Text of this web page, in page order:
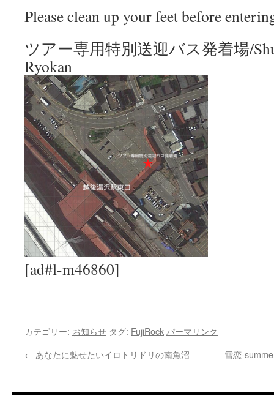
Please clean up your feet before
ツアー専用特別送迎バス発着場/
Ryokan
[ad#l-m46860]
カテゴリー: お知らせ タグ: FujiRock パーマリンク
← あなたに魅せたいイロトリドリの南魚沼 雪恋-